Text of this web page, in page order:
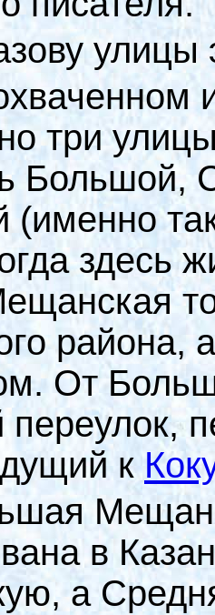
улицы
три
Большой,
здесь
района,
От
к
в
а